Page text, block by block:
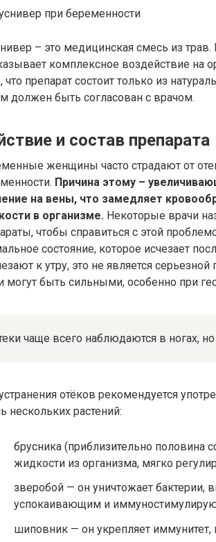
– это медицинская смесь из трав.
комплексное воздействие
что препарат состоит только из
должен быть согласован с врачом.
и состав препарата
женщины часто страдают от
Причина этому –
на вены, что замедляет
в организме. Некоторые врачи
чтобы справиться с этой
состояние, которое исчезает
к утру, это не является
могут быть сильными, особенно при
чаще всего наблюдаются в ногах,
отёков рекомендуется
нескольких растений:
брусника (приблизительно половина
жидкости из организма, мягко
зверобой — он уничтожает бактерии,
успокаивающим и
шиповник — он укрепляет иммунитет,